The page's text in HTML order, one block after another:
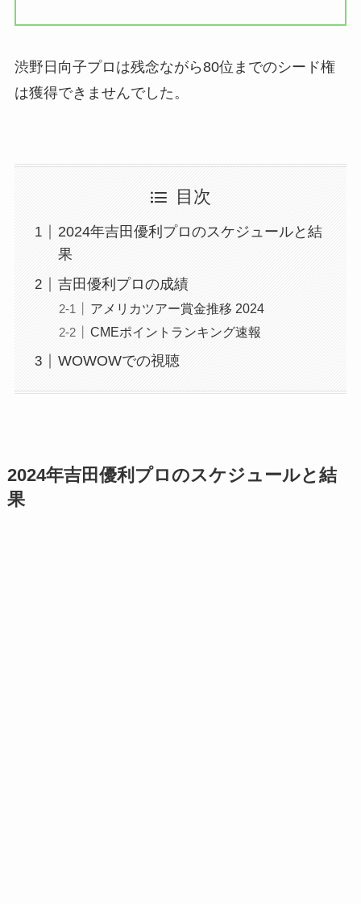
渋野日向子プロは残念ながら80位までのシード権
は獲得できませんでした。
目次
2024年吉田優利プロのスケジュールと結
果
吉田優利プロの成績
アメリカツアー賞金推移 2024
CMEポイントランキング速報
WOWOWでの視聴
2024年吉田優利プロのスケジュールと結
果